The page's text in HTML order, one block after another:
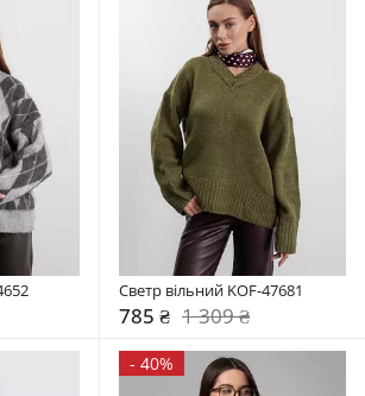
Светр вільний KOF-47681
785 ₴ 1 309 ₴
- 40%